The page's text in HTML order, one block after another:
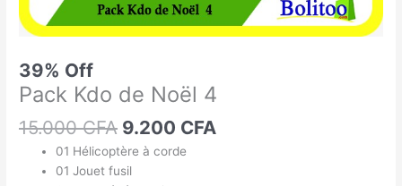
39% Off
Pack Kdo de Noël 4
15.000CFA 9.200 CFA
01 Hélicoptère à corde
01 Jouet fusil